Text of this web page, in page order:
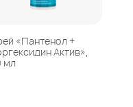
«Пантенол +
Актив»,
мл